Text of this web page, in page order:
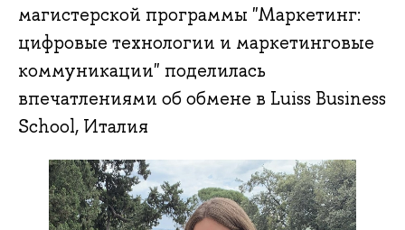
магистерской программы "Маркетинг:
цифровые технологии и маркетинговые
коммуникации" поделилась
впечатлениями об обмене в Luiss Business
School, Италия